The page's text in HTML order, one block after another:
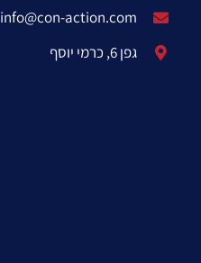
info@con-action.com
גפן 6, כרמי יוסף